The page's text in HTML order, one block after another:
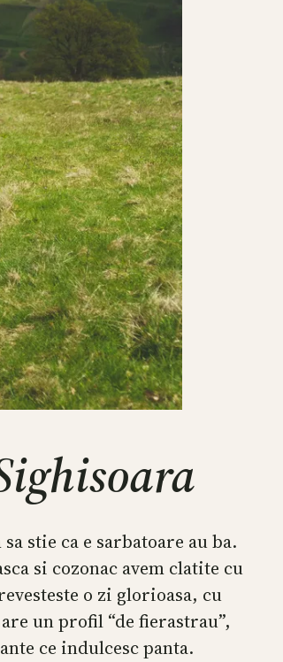
stie ca e sarbatoare au ba.
si cozonac avem clatite cu
o zi glorioasa, cu
un profil “de fierastrau”,
ce indulcesc panta.